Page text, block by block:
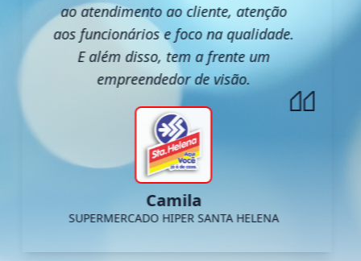
ao atendimento ao cliente, atenção
aos funcionários e foco na qualidade.
E além disso, tem a frente um
empreendedor de visão.
Camila
SUPERMERCADO HIPER SANTA HELENA